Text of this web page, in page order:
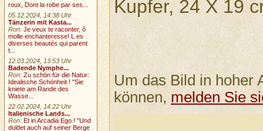
Kupfer, 24 X 19
Um das Bild in hoher
können, melden Sie
roux, Dont la robe par ses...
05.12.2024, 14:38 Uhr
Tänzerin mit Kasta...
Ron:Je veux te raconter, ô
molle enchanteresse! L es
diverses beautés qui parent
t...
12.03.2024, 13:53 Uhr
Badende Nymphe...
Ron:Zu schön für die Natur:
Idealische Schönheit ! "Sie
kniete am Rande des
Wasse...
22.02.2024, 14:22 Uhr
Italienische Lands...
Ron:Et in Arcadia Ego ! "Und
duldet auch auf seiner Berge